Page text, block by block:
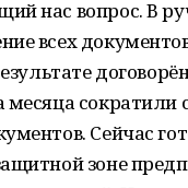
нас вопрос. В
всех
месяца сократили
Сейчас
зоне